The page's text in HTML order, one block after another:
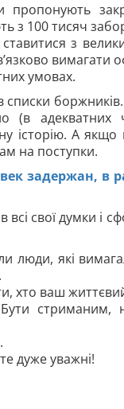
100 тисяч
з
вимагати
умовах.
адекватних
історію. А
на поступки.
задержан, в
свої думки і
люди, які
хто ваш
стриманим,
дуже уважні!